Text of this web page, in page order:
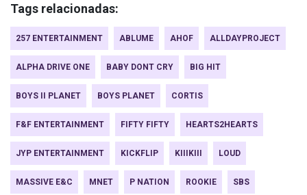
Tags relacionadas:
257 ENTERTAINMENT ABLUME AHOF ALLDAYPROJECT
ALPHA DRIVE ONE BABY DONT CRY BIG HIT
BOYS II PLANET BOYS PLANET CORTIS
F&F ENTERTAINMENT FIFTY FIFTY HEARTS2HEARTS
JYP ENTERTAINMENT KICKFLIP KIIIKIII LOUD
MASSIVE E&C MNET P NATION ROOKIE SBS